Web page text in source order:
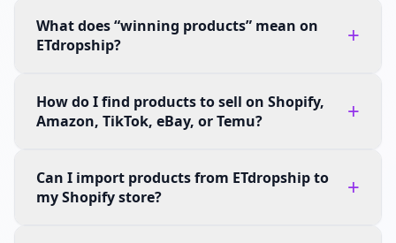
What does “winning products” mean on
ETdropship?
+
How do I find products to sell on Shopify,
Amazon, TikTok, eBay, or Temu?
+
Can I import products from ETdropship to
my Shopify store?
+